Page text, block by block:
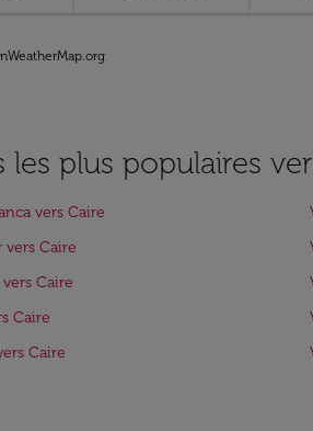
les plus populaires
vers Caire
vers Caire
Caire
Caire
Caire